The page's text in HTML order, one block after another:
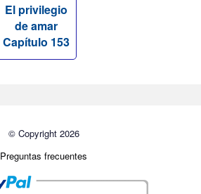
El privilegio
de amar
Capítulo 153
© Copyright 2026
Preguntas frecuentes